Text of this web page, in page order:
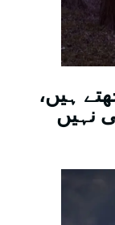
ہیں،
نہیں